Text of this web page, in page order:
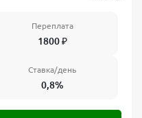
Переплата
1800₽
Ставка/день
0,8%